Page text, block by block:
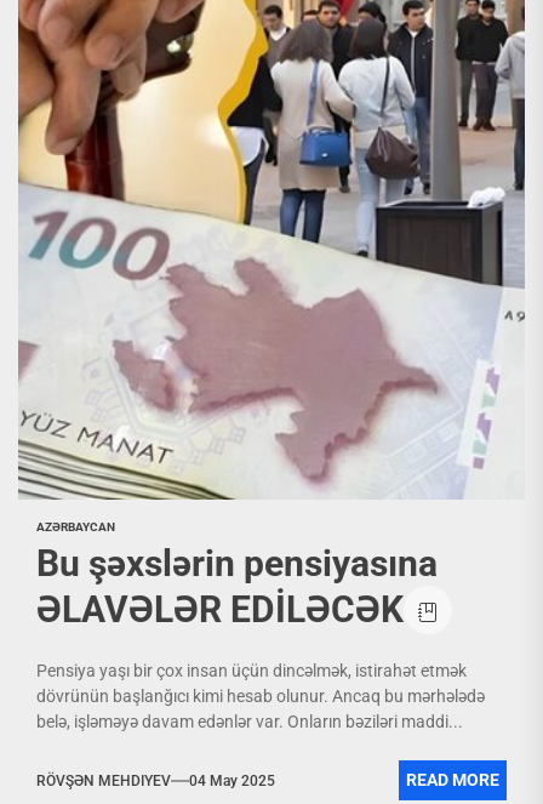
AZƏRBAYCAN
Bu şəxslərin pensiyasına
ƏLAVƏLƏR EDİLƏCƏK
Pensiya yaşı bir çox insan üçün dincəlmək, istirahət etmək
dövrünün başlanğıcı kimi hesab olunur. Ancaq bu mərhələdə
belə, işləməyə davam edənlər var. Onların bəziləri maddi...
RÖVŞƏN MEHDIYEV 04 May 2025 READ MORE